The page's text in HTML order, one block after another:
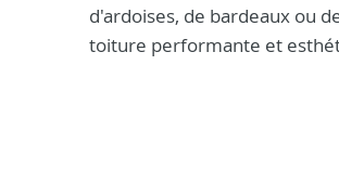
d'ardoises, de bardeaux ou
toiture performante et